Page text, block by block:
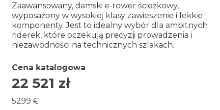
Zaawansowany, damski e-rower ścieżkowy,
wyposażony w wysokiej klasy zawieszenie i lekkie
komponenty. Jest to idealny wybór dla ambitnych
riderek, które oczekują precyzji prowadzenia i
niezawodności na technicznych szlakach.
Cena katalogowa
22 521 zł
5299 €